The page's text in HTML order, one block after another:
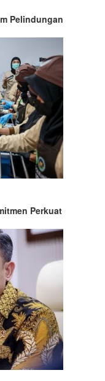
Pelindungan
Perkuat